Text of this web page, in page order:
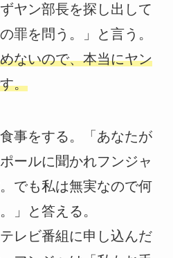
ヤン部長を探し出して
罪を問う。」と言う。
ないので、本当にヤン
。
事をする。「あなたが
ールに聞かれフンジャ
でも私は無実なので何
」と答える。
レビ番組に申し込んだ